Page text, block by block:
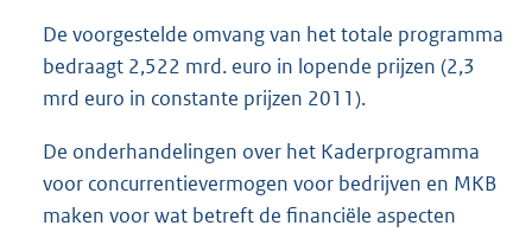
De voorgestelde omvang van het totale programma
bedraagt 2,522 mrd. euro in lopende prijzen (2,3
mrd euro in constante prijzen 2011).
De onderhandelingen over het Kaderprogramma
voor concurrentievermogen voor bedrijven en MKB
maken voor wat betreft de financiële aspecten